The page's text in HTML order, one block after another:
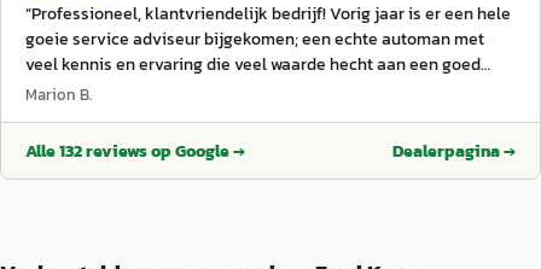
“Professioneel, klantvriendelijk bedrijf! Vorig jaar is er een hele
goeie service adviseur bijgekomen; een echte automan met
veel kennis en ervaring die veel waarde hecht aan een goed
klantencontact. Het onderhoud van mijn mooie Ford Fiesta
Marion B.
Alle132reviews op Google → Dealerpagina →